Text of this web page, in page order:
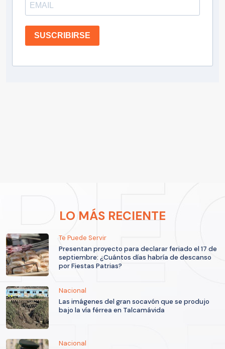
SUSCRIBIRSE
LO MÁS RECIENTE
Te Puede Servir
Presentan proyecto para declarar feriado el 17 de
septiembre: ¿Cuántos días habría de descanso
por Fiestas Patrias?
Nacional
Las imágenes del gran socavón que se produjo
bajo la vía férrea en Talcamávida
Nacional